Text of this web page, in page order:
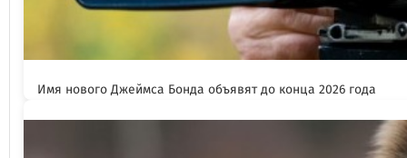
Имя нового Джеймса Бонда объявят до конца 2026 года